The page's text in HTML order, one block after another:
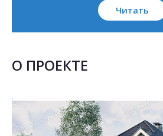
Читать
О ПРОЕКТЕ